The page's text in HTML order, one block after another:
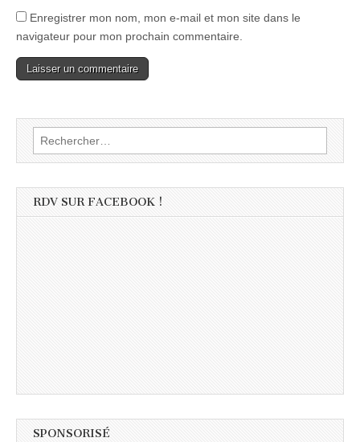
Enregistrer mon nom, mon e-mail et mon site dans le
navigateur pour mon prochain commentaire.
Rechercher :
RDV SUR FACEBOOK !
SPONSORISÉ